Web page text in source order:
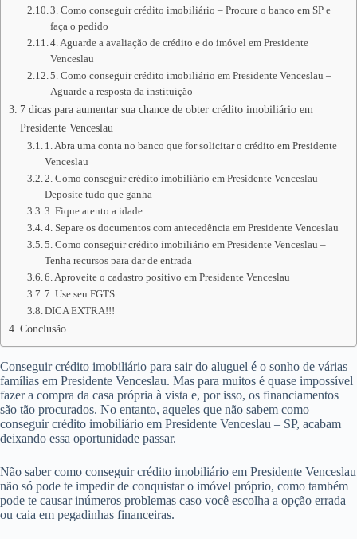
3. Como conseguir crédito imobiliário – Procure o banco em SP e
faça o pedido
4. Aguarde a avaliação de crédito e do imóvel em Presidente
Venceslau
5. Como conseguir crédito imobiliário em Presidente Venceslau –
Aguarde a resposta da instituição
7 dicas para aumentar sua chance de obter crédito imobiliário em
Presidente Venceslau
1. Abra uma conta no banco que for solicitar o crédito em Presidente
Venceslau
2. Como conseguir crédito imobiliário em Presidente Venceslau –
Deposite tudo que ganha
3. Fique atento a idade
4. Separe os documentos com antecedência em Presidente Venceslau
5. Como conseguir crédito imobiliário em Presidente Venceslau –
Tenha recursos para dar de entrada
6. Aproveite o cadastro positivo em Presidente Venceslau
7. Use seu FGTS
DICA EXTRA!!!
Conclusão
Conseguir crédito imobiliário para sair do aluguel é o sonho de várias
famílias em Presidente Venceslau. Mas para muitos é quase impossível
fazer a compra da casa própria à vista e, por isso, os financiamentos
são tão procurados. No entanto, aqueles que não sabem como
conseguir crédito imobiliário em Presidente Venceslau – SP, acabam
deixando essa oportunidade passar.
Não saber como conseguir crédito imobiliário em Presidente Venceslau
não só pode te impedir de conquistar o imóvel próprio, como também
pode te causar inúmeros problemas caso você escolha a opção errada
ou caia em pegadinhas financeiras.